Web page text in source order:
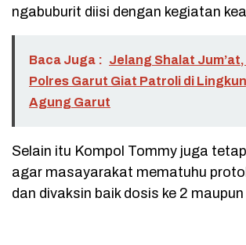
ngabuburit diisi dengan kegiatan
Baca Juga : Jelang Shalat Jum’at,
Polres Garut Giat Patroli di
Agung Garut
Selain itu Kompol Tommy juga
agar masayarakat mematuhu
dan divaksin baik dosis ke 2